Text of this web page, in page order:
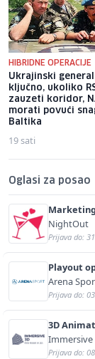
HIBRIDNE OPERACIJE
Ukrajinski
ključno, ukoliko
zauzeti koridor,
morati povući
Baltika
19 sati
Oglasi za posao
NightOut
Prijava do:
Playout
Arena
Prijava do:
3D
Immersive
Prijava do: